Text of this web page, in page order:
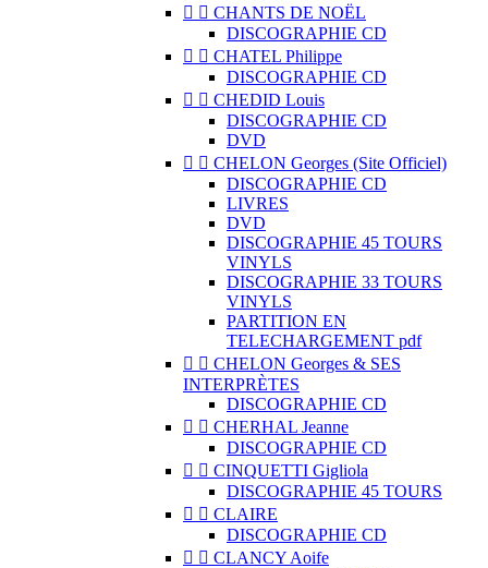
  CHANTS DE NOËL
DISCOGRAPHIE CD
  CHATEL Philippe
DISCOGRAPHIE CD
  CHEDID Louis
DISCOGRAPHIE CD
DVD
  CHELON Georges (Site Officiel)
DISCOGRAPHIE CD
LIVRES
DVD
DISCOGRAPHIE 45 TOURS
VINYLS
DISCOGRAPHIE 33 TOURS
VINYLS
PARTITION EN
TELECHARGEMENT pdf
  CHELON Georges & SES
INTERPRÈTES
DISCOGRAPHIE CD
  CHERHAL Jeanne
DISCOGRAPHIE CD
  CINQUETTI Gigliola
DISCOGRAPHIE 45 TOURS
  CLAIRE
DISCOGRAPHIE CD
  CLANCY Aoife